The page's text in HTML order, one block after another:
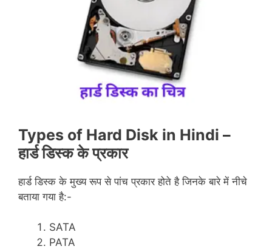
Types of Hard Disk in Hindi –
हार्ड डिस्क के प्रकार
हार्ड डिस्क के मुख्य रूप से पांच प्रकार होते है जिनके बारे में नीचे
बताया गया है:-
SATA
PATA